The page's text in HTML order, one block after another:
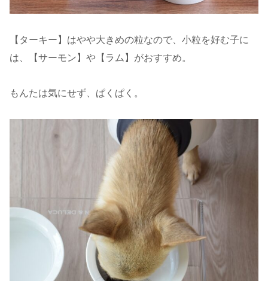
【ターキー】はやや大きめの粒なので、小粒を好む子に
は、【サーモン】や【ラム】がおすすめ。
もんたは気にせず、ぱくぱく。